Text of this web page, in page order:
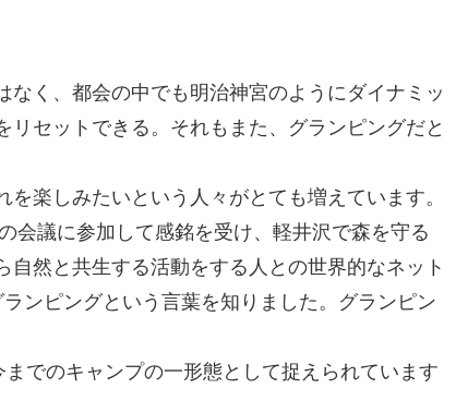
なく、都会の中でも明治神宮のようにダイナミッ
セットできる。それもまた、グランピングだと
楽しみたいという人々がとても増えています。
会議に参加して感銘を受け、軽井沢で森を守る
自然と共生する活動をする人との世界的なネット
ンピングという言葉を知りました。グランピン
までのキャンプの一形態として捉えられています